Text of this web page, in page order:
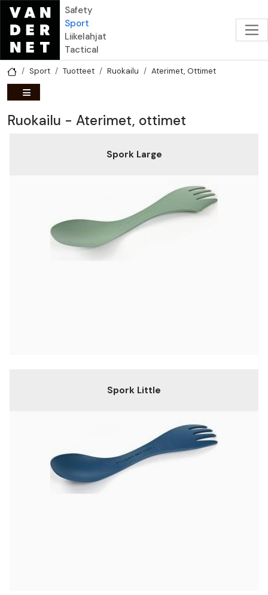
Hyppää pääsisältöön
Safety
Sport
Liikelahjat
Tactical
Sport Tuotteet Ruokailu Aterimet, Ottimet
Ruokailu - Aterimet, ottimet
Spork Large
Spork Little